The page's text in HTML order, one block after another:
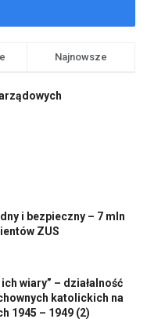
Najnowsze
i bezpieczny – 7 mln
ZUS
wiary” – działalność
katolickich na
1945 – 1949 (2)